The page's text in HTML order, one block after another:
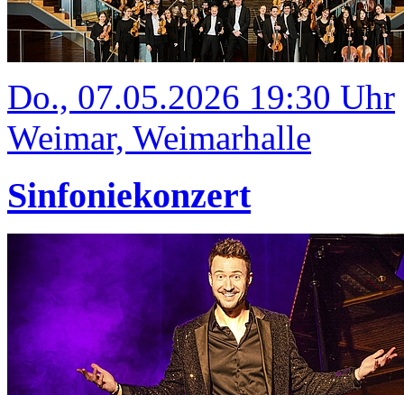
Do., 07.05.2026 19:30 Uhr
Weimar, Weimarhalle
Sinfoniekonzert